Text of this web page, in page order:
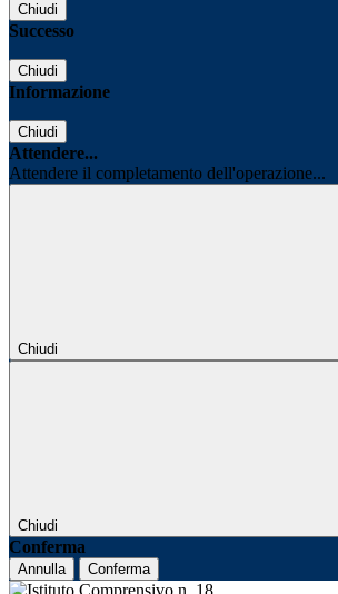
Chiudi
Successo
Chiudi
Informazione
Chiudi
Attendere...
Attendere il completamento dell'operazione...
Chiudi
Chiudi
Conferma
Annulla Conferma